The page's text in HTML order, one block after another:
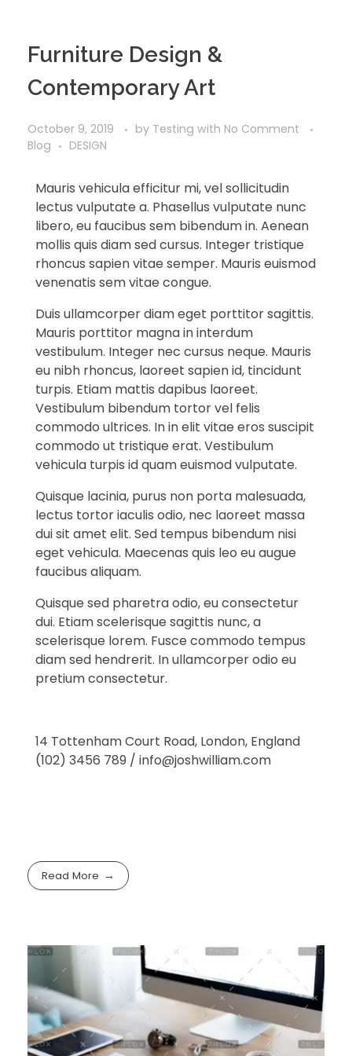
Furniture Design &
Contemporary Art
October 9, 2019 by Testing with No Comment
Blog
DESIGN
Mauris vehicula efficitur mi, vel sollicitudin
lectus vulputate a. Phasellus vulputate nunc
libero, eu faucibus sem bibendum in. Aenean
mollis quis diam sed cursus. Integer tristique
rhoncus sapien vitae semper. Mauris euismod
venenatis sem vitae congue.
Duis ullamcorper diam eget porttitor sagittis.
Mauris porttitor magna in interdum
vestibulum. Integer nec cursus neque. Mauris
eu nibh rhoncus, laoreet sapien id, tincidunt
turpis. Etiam mattis dapibus laoreet.
Vestibulum bibendum tortor vel felis
commodo ultrices. In in elit vitae eros suscipit
commodo ut tristique erat. Vestibulum
vehicula turpis id quam euismod vulputate.
Quisque lacinia, purus non porta malesuada,
lectus tortor iaculis odio, nec laoreet massa
dui sit amet elit. Sed tempus bibendum nisi
eget vehicula. Maecenas quis leo eu augue
faucibus aliquam.
Quisque sed pharetra odio, eu consectetur
dui. Etiam scelerisque sagittis nunc, a
scelerisque lorem. Fusce commodo tempus
diam sed hendrerit. In ullamcorper odio eu
pretium consectetur.
14 Tottenham Court Road, London, England
(102) 3456 789 / info@joshwilliam.com
Read More